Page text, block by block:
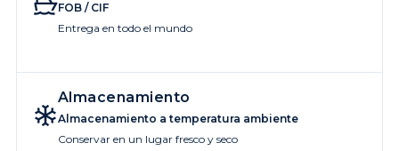
FOB / CIF
Entrega en todo el mundo
Almacenamiento
Almacenamiento a temperatura ambiente
Conservar en un lugar fresco y seco